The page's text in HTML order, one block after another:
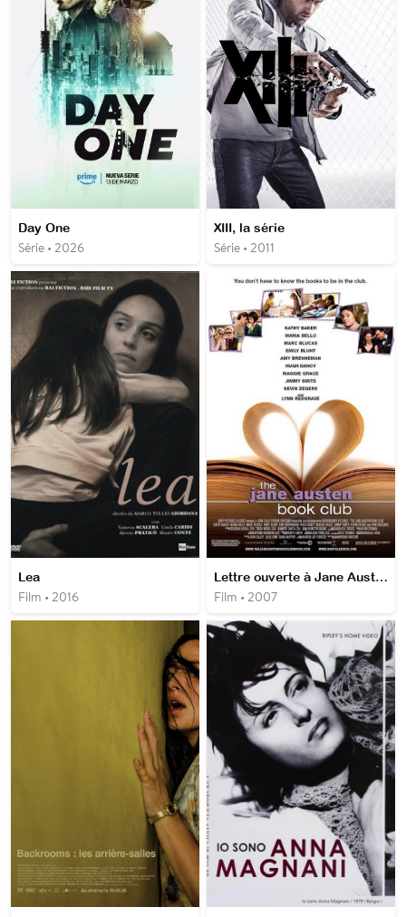
Day One
Série • 2026
XIII, la série
Série • 2011
Lea
Film • 2016
Lettre ouverte à Jane Austen
Film • 2007